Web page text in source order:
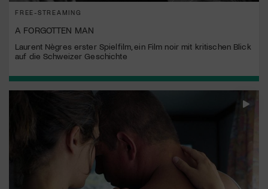
FREE-STREAMING
A FORGOTTEN MAN
Laurent Nègres erster Spielfilm, ein Film noir mit kritischen Blick
auf die Schweizer Geschichte